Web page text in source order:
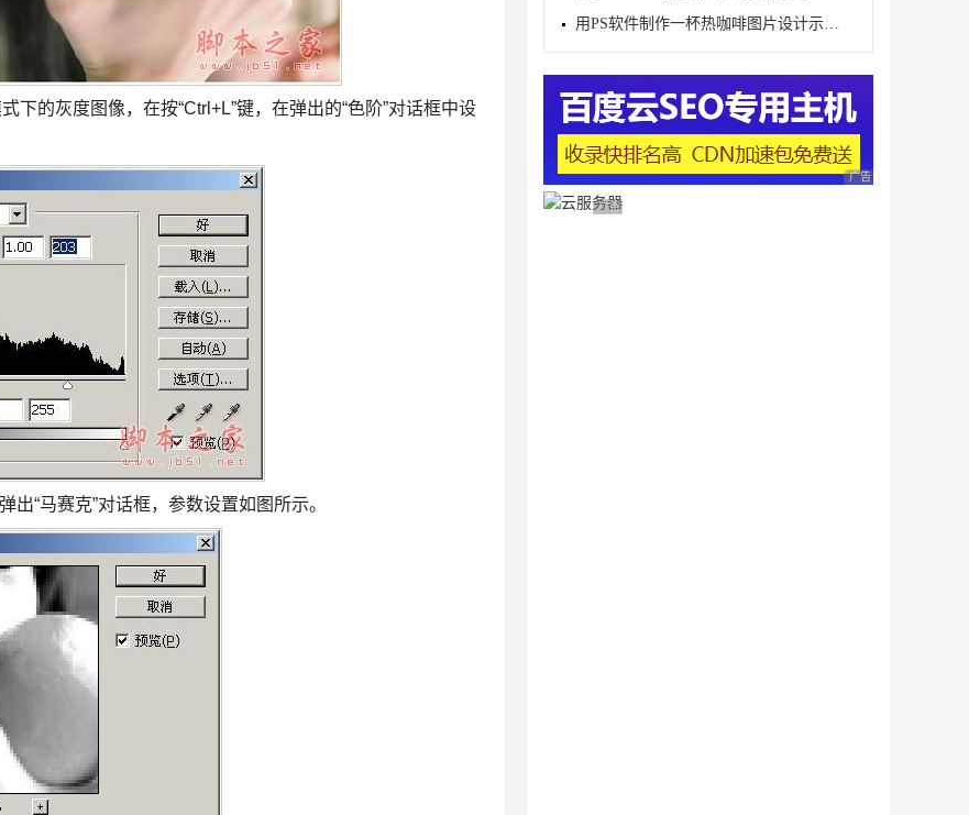
的灰度图像，在按“Ctrl+L”键，在弹出的“色阶”对话框中设
“马赛克”对话框，参数设置如图所示。
用PS软件制作一杯热咖啡图片设计示例教程
广告 商业广告，理性
广告 商业广告，理性选择